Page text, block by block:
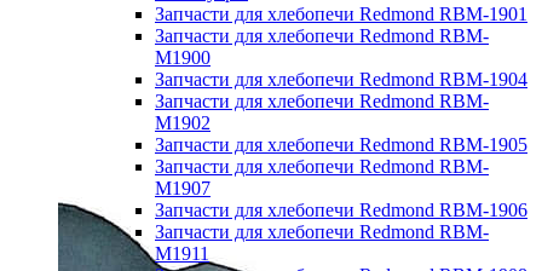
Запчасти для хлебопечи Redmond RBM-1901
Запчасти для хлебопечи Redmond RBM-
M1900
Запчасти для хлебопечи Redmond RBM-1904
Запчасти для хлебопечи Redmond RBM-
M1902
Запчасти для хлебопечи Redmond RBM-1905
Запчасти для хлебопечи Redmond RBM-
M1907
Запчасти для хлебопечи Redmond RBM-1906
Запчасти для хлебопечи Redmond RBM-
M1911